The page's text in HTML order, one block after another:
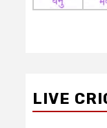
LIVE